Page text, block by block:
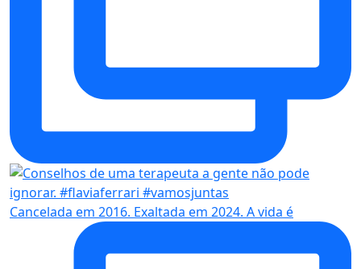
Cancelada em 2016. Exaltada em 2024. A vida é